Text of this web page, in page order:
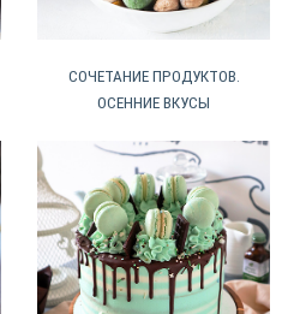
СОЧЕТАНИЕ ПРОДУКТОВ.
ОСЕННИЕ ВКУСЫ